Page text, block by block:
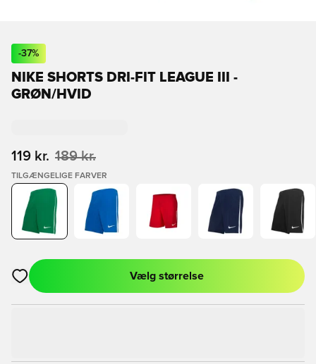
-37%
NIKE SHORTS DRI-FIT LEAGUE III -
GRØN/HVID
119 kr. 189 kr.
TILGÆNGELIGE FARVER
Åbner en Modal til at logge ind eller tilmelde dig som medlem
Vælg størrelse